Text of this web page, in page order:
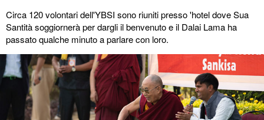
Circa 120 volontari dell'YBSI sono riuniti presso 'hotel dove Sua
Santità soggiornerà per dargli il benvenuto e il Dalai Lama ha
passato qualche minuto a parlare con loro.